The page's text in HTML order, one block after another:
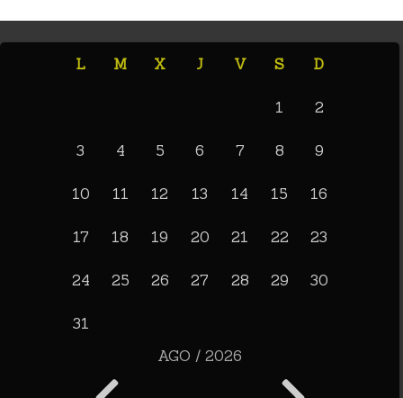
L M X J V S D
1 2
3 4 5 6 7 8 9
10 11 12 13 14 15 16
17 18 19 20 21 22 23
24 25 26 27 28 29 30
31
AGO / 2026